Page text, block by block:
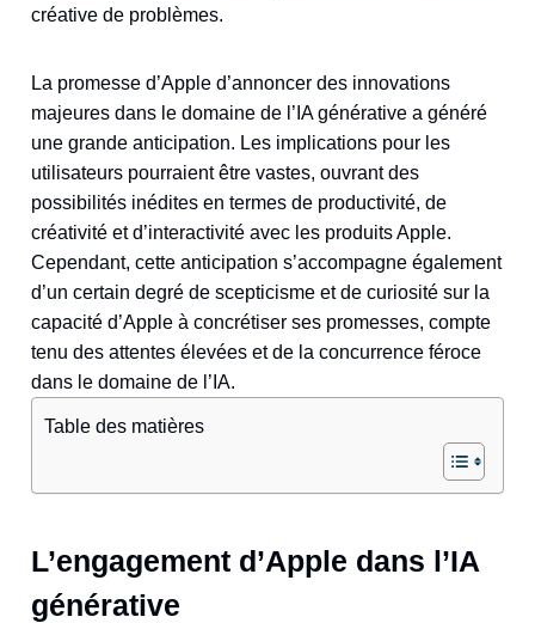
créative de problèmes.
La promesse d’Apple d’annoncer des innovations
majeures dans le domaine de l’IA générative a généré
une grande anticipation. Les implications pour les
utilisateurs pourraient être vastes, ouvrant des
possibilités inédites en termes de productivité, de
créativité et d’interactivité avec les produits Apple.
Cependant, cette anticipation s’accompagne également
d’un certain degré de scepticisme et de curiosité sur la
capacité d’Apple à concrétiser ses promesses, compte
tenu des attentes élevées et de la concurrence féroce
dans le domaine de l’IA.
Table des matières
L’engagement d’Apple dans l’IA
générative